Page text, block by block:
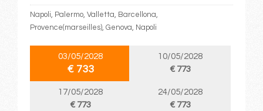
Napoli, Palermo, Valletta, Barcellona,
Provence(marseilles), Genova, Napoli
03/05/2028
€ 733
10/05/2028
€ 773
17/05/2028
€ 773
24/05/2028
€ 773